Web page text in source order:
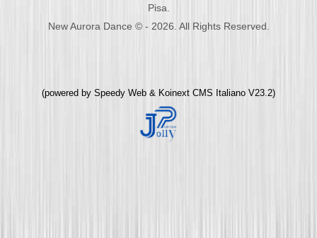
Pisa.
New Aurora Dance © - 2026. All Rights Reserved.
(powered by Speedy Web & Koinext CMS Italiano V23.2)